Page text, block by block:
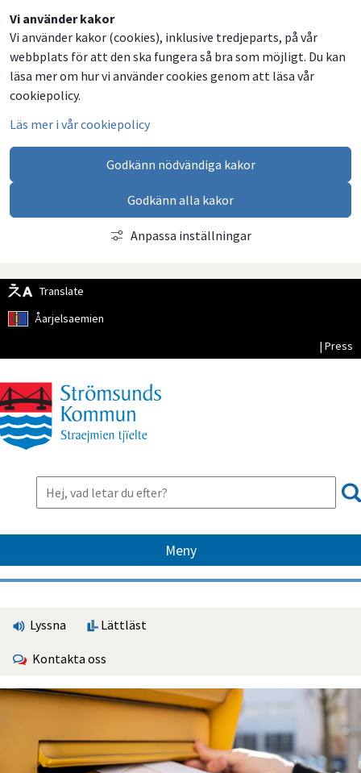
Vi använder kakor
Vi använder kakor (cookies), inklusive tredjeparts, på vår
webbplats för att den ska fungera så bra som möjligt. Du kan
läsa mer om hur vi använder cookies genom att läsa vår
cookiepolicy.
Läs mer i vår cookiepolicy
Godkänn nödvändiga kakor
Godkänn alla kakor
Anpassa inställningar
Translate
Åarjelsaemien
| Press
Meny
Lyssna Lättläst
Kontakta oss
Dela
på
Facebook
Dela
på
Twitter
Dela
på
LinkedIn
Dela
via
email